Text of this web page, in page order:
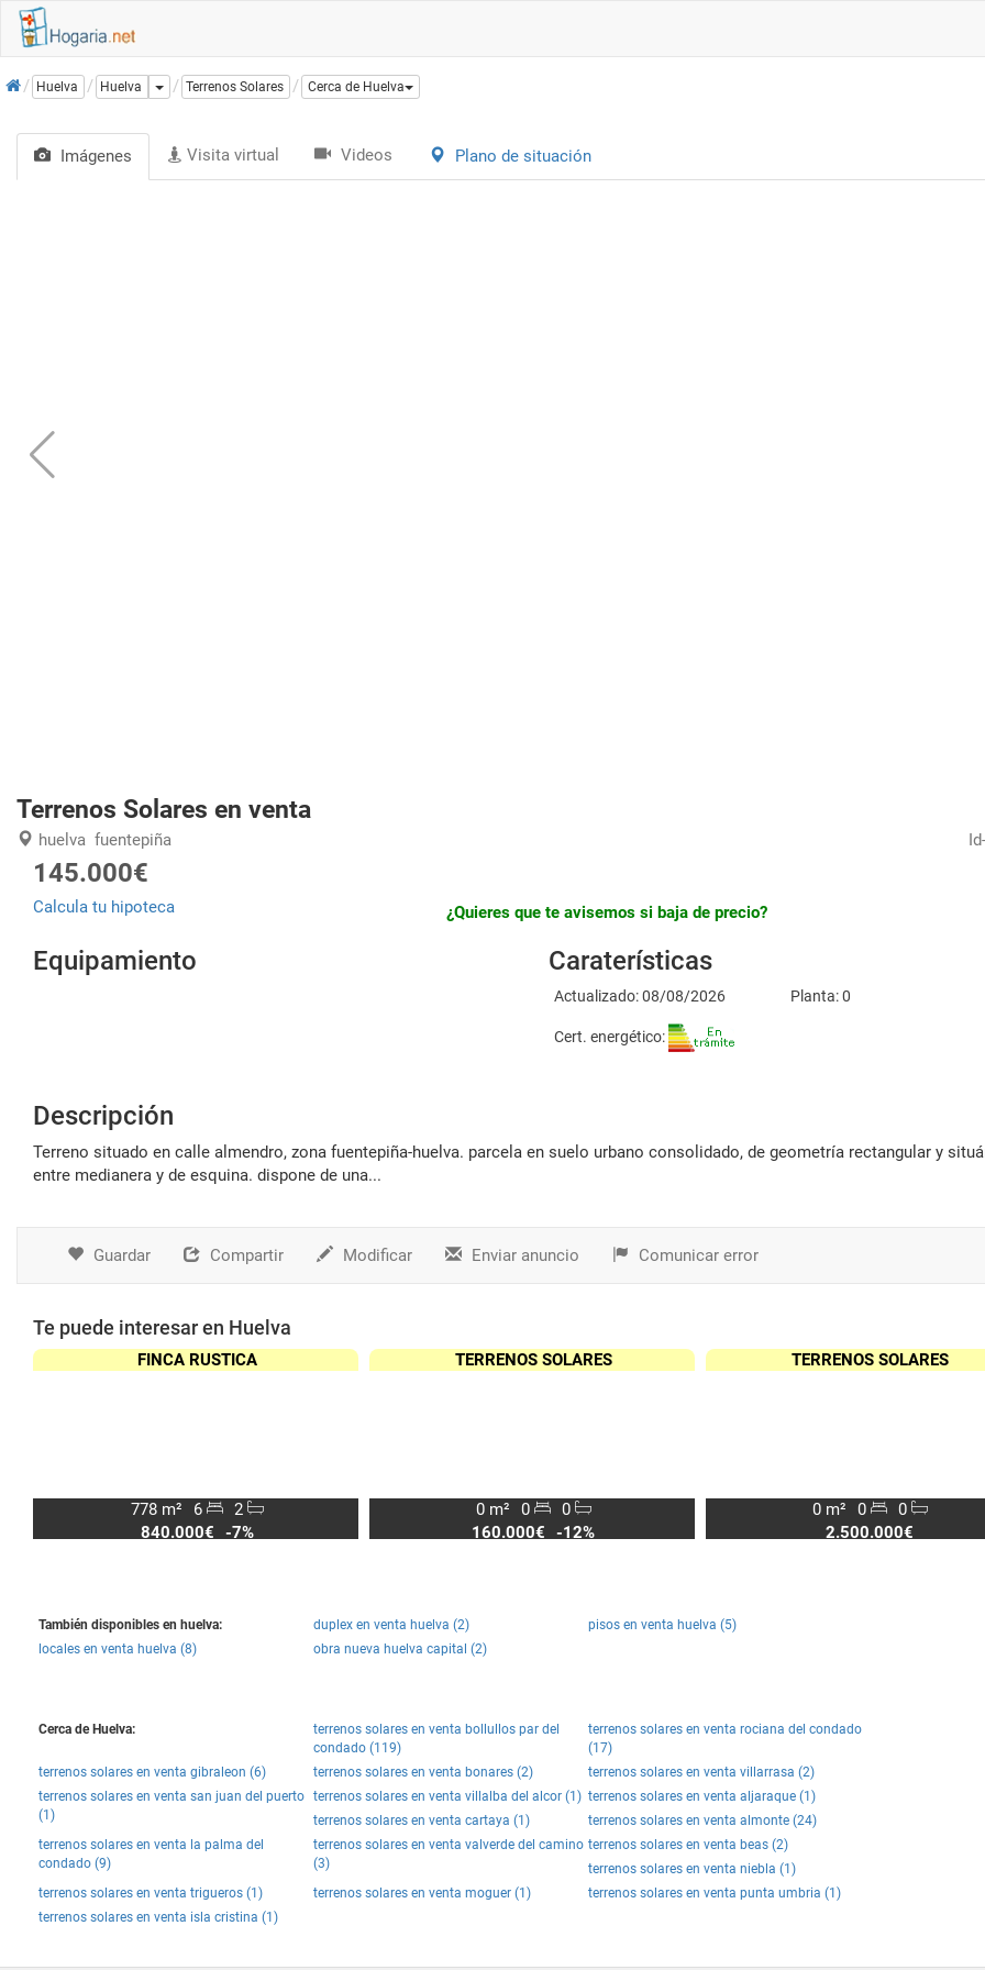
InicioHuelva Huelva Dropdown
Terrenos Solares Cerca de Huelva
Imágenes Visita virtual Videos Plano de situación
Terrenos Solares en venta
huelva fuentepiña
145.000€
Calcula tu hipoteca ¿Quieres que te avisemos si baja de precio?
Equipamiento Caraterísticas
Actualizado: 08/08/2026 Planta: 0
Cert. energético:
Descripción
terreno situado en calle almendro, zona fuentepiña-huelva. parcela en suelo urbano consolidado, de geometría rectangular y situándose
entre medianera y de esquina. dispone de una...
Guardar Compartir Modificar Enviar anuncio Comunicar error
Te puede interesar en Huelva
FINCA RUSTICA
778 m² 6
2
840.000€
-7%
TERRENOS SOLARES
0 m² 0
0
160.000€
-12%
TERRENOS SOLARES
0 m² 0
0
2.500.000€
También disponibles en huelva: duplex en venta huelva (2)
pisos en venta huelva (5)
locales en venta huelva (8)
obra nueva huelva capital (2)
Cerca de Huelva:
terrenos solares en venta bollullos par del
condado (119)
terrenos solares en venta rociana del condado
(17)
terrenos solares en venta gibraleon (6)
terrenos solares en venta bonares (2)
terrenos solares en venta villarrasa (2)
terrenos solares en venta san juan del puerto
(1)
terrenos solares en venta villalba del alcor (1) terrenos solares en venta aljaraque (1)
terrenos solares en venta cartaya (1)
terrenos solares en venta almonte (24)
terrenos solares en venta la palma del
condado (9)
terrenos solares en venta valverde del camino
(3)
terrenos solares en venta beas (2)
terrenos solares en venta niebla (1)
terrenos solares en venta trigueros (1)
terrenos solares en venta moguer (1)
terrenos solares en venta punta umbria (1)
terrenos solares en venta isla cristina (1)